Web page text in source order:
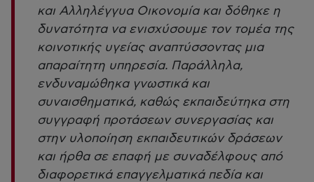
και Αλληλέγγυα Οικονομία και δόθηκε η
δυνατότητα να ενισχύσουμε τον τομέα της
κοινοτικής υγείας αναπτύσσοντας μια
απαραίτητη υπηρεσία. Παράλληλα,
ενδυναμώθηκα γνωστικά και
συναισθηματικά, καθώς εκπαιδεύτηκα στη
συγγραφή προτάσεων συνεργασίας και
στην υλοποίηση εκπαιδευτικών δράσεων
και ήρθα σε επαφή με συναδέλφους από
διαφορετικά επαγγελματικά πεδία και